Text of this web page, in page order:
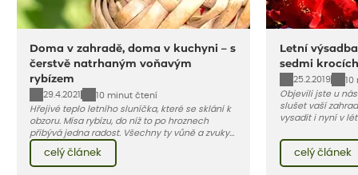
Doma v zahradě, doma v kuchyni – s
čerstvě natrhaným voňavým
rybízem
29.4.2021
10 minut čtení
Hřejivé teplo letního sluníčka, které se sklání k
obzoru. Mísa rybízu, do níž to po hroznech
přibývá jedna radost. Všechny ty vůně a zvuky
červencové zahrady. Sklizeň rybízu do kuchyně
vnese neuvěřitelný klid a radost. A taky trochu
bezstarostnosti dětství při mlsání babiččina
celý článek
Letní
sedmi krocích
25.2.2019
10
Objevili jste u
slušet vaší
vysadit i nyní v
celý rok – nyní
vody než na jaře
celý článek